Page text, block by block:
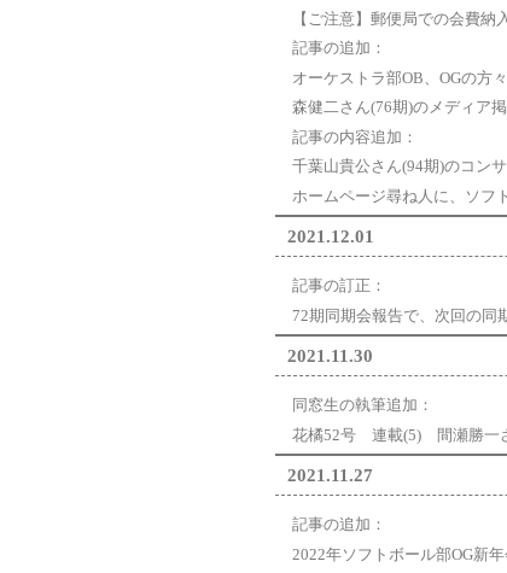
【ご注意】郵便局での会費納
記事の追加：
オーケストラ部OB、OGの方
森健二さん(76期)のメディア
記事の内容追加：
千葉山貴公さん(94期)のコン
ホームページ尋ね人に、ソフ
2021.12.01
記事の訂正：
72期同期会報告で、次回の同
2021.11.30
同窓生の執筆追加：
花橘52号 連載(5) 間瀬勝一
2021.11.27
記事の追加：
2022年ソフトボール部OG新